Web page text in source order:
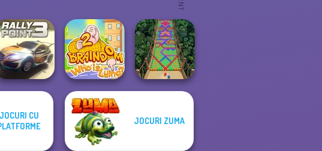
Rally Point 3
Braindom 2:
Who is Lying?
JOCURI CU
JOCURI ZUMA